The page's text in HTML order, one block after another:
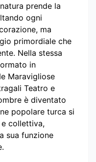
prende la
ogni
ma
primordiale che
Nella stessa
in
Maravigliose
Teatro e
è diventato
popolare turca si
e collettiva,
sua funzione